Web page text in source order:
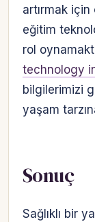
artırmak için
eğitim
rol
technology
bilgilerimizi
yaşam
Sonuç
Sağlıklı bir